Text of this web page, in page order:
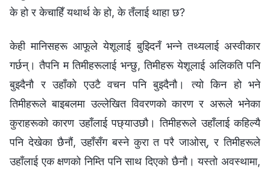
के हो र केचाहिँ यथार्थ के हो, के तँलाई थाहा छ?
केही मानिसहरू आफूले येशूलाई बुझ्दिनँ भन्‍ने तथ्यलाई अस्वीकार
गर्छन्। तैपनि म तिमीहरूलाई भन्छु, तिमीहरू येशूलाई अलिकति पनि
बुझ्दैनौ र उहाँको एउटै वचन पनि बुझ्दैनौ। त्यो किन हो भने
तिमीहरूले बाइबलमा उल्लेखित विवरणको कारण र अरूले भनेका
कुराहरूको कारण उहाँलाई पछ्याउछौ। तिमीहरूले उहाँलाई कहिल्यै
पनि देखेका छैनौं, उहाँसँग बस्‍ने कुरा त परै जाओस्, र तिमीहरूले
उहाँलाई एक क्षणको निम्ति पनि साथ दिएको छैनौ। यस्तो अवस्थामा,